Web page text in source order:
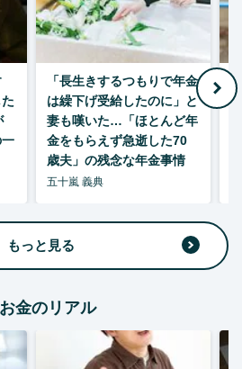
「長生きするつもりで年金
は繰下げ受給したのに」と
妻も嘆いた…「ほとんど年
金をもらえず急逝した70
歳夫」の残念な年金事情
五十嵐 義典
もっと見る
金のリアル